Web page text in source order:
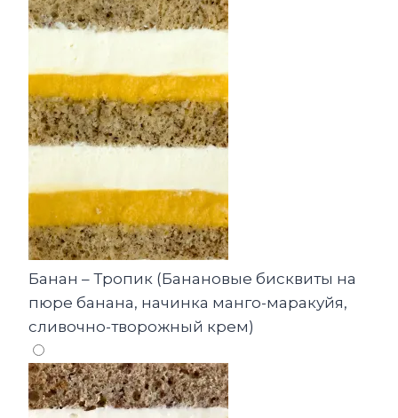
Банан – Тропик (Банановые бисквиты на
пюре банана, начинка манго-маракуйя,
сливочно-творожный крем)